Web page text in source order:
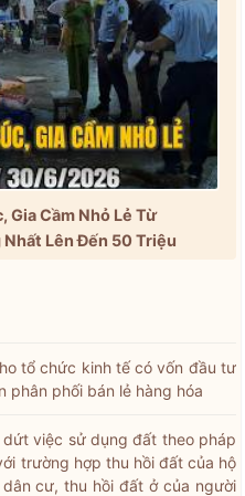
Gia Cầm Nhỏ Lẻ Từ
Lên Đến 50 Triệu
tổ chức kinh tế có vốn đầu tư
phân phối bán lẻ hàng hóa
việc sử dụng đất theo pháp
trường hợp thu hồi đất của hộ
cư, thu hồi đất ở của người